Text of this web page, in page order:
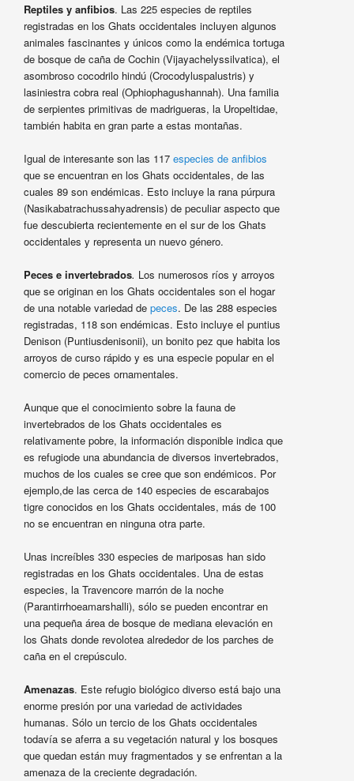
Reptiles y anfibios. Las 225 especies de reptiles
registradas en los Ghats occidentales incluyen algunos
animales fascinantes y únicos como la endémica tortuga
de bosque de caña de Cochin (Vijayachelyssilvatica), el
asombroso cocodrilo hindú (Crocodyluspalustris) y
lasiniestra cobra real (Ophiophagushannah). Una familia
de serpientes primitivas de madrigueras, la Uropeltidae,
también habita en gran parte a estas montañas.
Igual de interesante son las 117 especies de anfibios
que se encuentran en los Ghats occidentales, de las
cuales 89 son endémicas. Esto incluye la rana púrpura
(Nasikabatrachussahyadrensis) de peculiar aspecto que
fue descubierta recientemente en el sur de los Ghats
occidentales y representa un nuevo género.
Peces e invertebrados. Los numerosos ríos y arroyos
que se originan en los Ghats occidentales son el hogar
de una notable variedad de peces. De las 288 especies
registradas, 118 son endémicas. Esto incluye el puntius
Denison (Puntiusdenisonii), un bonito pez que habita los
arroyos de curso rápido y es una especie popular en el
comercio de peces ornamentales.
Aunque que el conocimiento sobre la fauna de
invertebrados de los Ghats occidentales es
relativamente pobre, la información disponible indica que
es refugiode una abundancia de diversos invertebrados,
muchos de los cuales se cree que son endémicos. Por
ejemplo,de las cerca de 140 especies de escarabajos
tigre conocidos en los Ghats occidentales, más de 100
no se encuentran en ninguna otra parte.
Unas increíbles 330 especies de mariposas han sido
registradas en los Ghats occidentales. Una de estas
especies, la Travencore marrón de la noche
(Parantirrhoeamarshalli), sólo se pueden encontrar en
una pequeña área de bosque de mediana elevación en
los Ghats donde revolotea alrededor de los parches de
caña en el crepúsculo.
Amenazas. Este refugio biológico diverso está bajo una
enorme presión por una variedad de actividades
humanas. Sólo un tercio de los Ghats occidentales
todavía se aferra a su vegetación natural y los bosques
que quedan están muy fragmentados y se enfrentan a la
amenaza de la creciente degradación.